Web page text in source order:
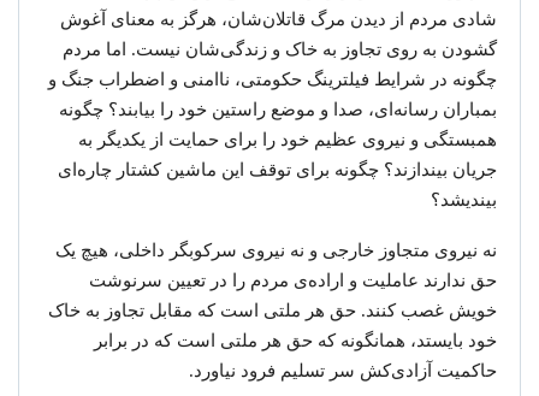
شادی مردم از دیدن مرگ قاتلان‌شان، هرگز به معنای آغوش
گشودن به روی تجاوز به خاک و زندگی‌شان نیست. اما مردم
چگونه در شرایط فیلترینگ حکومتی، ناامنی و اضطراب جنگ و
بمباران رسانه‌ای، صدا و موضع راستین خود را بیابند؟ چگونه
همبستگی و نیروی عظیم خود را برای حمایت از یکدیگر به
جریان بیندازند؟ چگونه برای توقف این ماشین کشتار چاره‌ای
بیندیشد؟
نه نیروی متجاوز خارجی و نه نیروی سرکوبگر داخلی، هیچ یک
حق ندارند عاملیت و اراده‌ی مردم را در تعیین سرنوشت
خویش غصب کنند. حق هر ملتی است که مقابل تجاوز به خاک
خود بایستد، همانگونه که حق هر ملتی است که در برابر
حاکمیت آزادی‌کش سر تسلیم فرود نیاورد.